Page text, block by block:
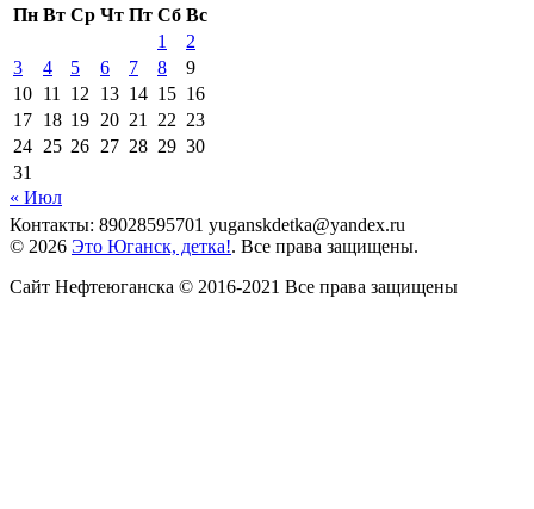
Пн Вт Ср Чт Пт Сб Вс
1
2
3
4 5 6 7 8
9
10 11 12 13 14 15 16
17 18 19 20 21 22 23
24 25 26 27 28 29 30
31
« Июл
Контакты: 89028595701 yuganskdetka@yandex.ru
© 2026 Это Юганск, детка!. Все права защищены.
Сайт Нефтеюганска © 2016-2021 Все права защищены